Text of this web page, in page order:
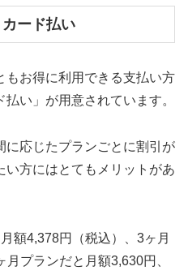
ード払い
もお得に利用できる支払い方
い」が用意されています。
に応じたプランごとに割引が
方にはとてもメリットがあ
額4,378円（税込）、3ヶ月
プランだと月額3,630円、